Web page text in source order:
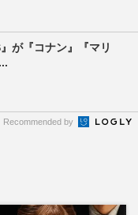
が『コナン』『マリ
Recommended by